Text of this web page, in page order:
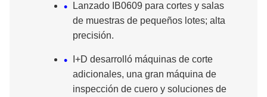
Lanzado IB0609 para cortes y salas
de muestras de pequeños lotes; alta
precisión.
I+D desarrolló máquinas de corte
adicionales, una gran máquina de
inspección de cuero y soluciones de